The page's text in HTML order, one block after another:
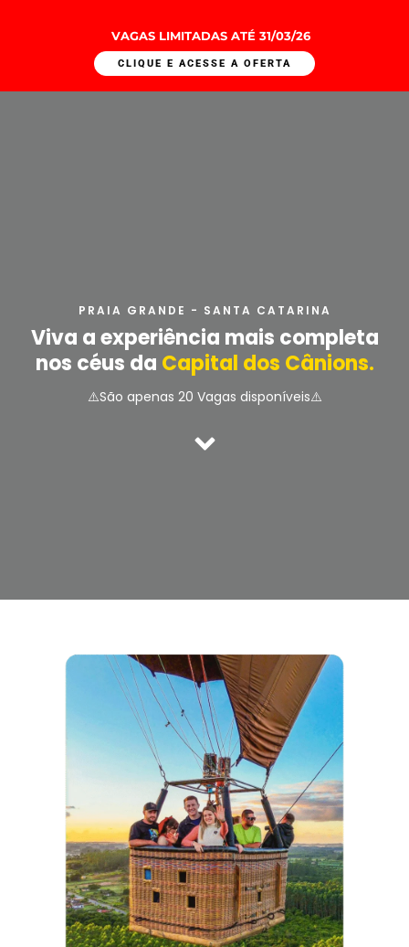
VAGAS LIMITADAS ATÉ 31/03/26
CLIQUE E ACESSE A OFERTA
PRAIA GRANDE - SANTA CATARINA
Viva a experiência mais completa
nos céus da Capital dos Cânions.
⚠️São apenas 20 Vagas disponíveis⚠️